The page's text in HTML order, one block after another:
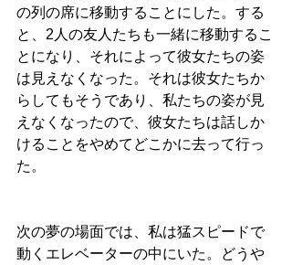
の列の席に移動することにした。する
と、2人の友人たちも一緒に移動するこ
とになり、それによって彼女たちの姿
は見えなくなった。それは彼女たちか
らしてもそうであり、私たちの姿が見
えなくなったので、彼女たちは話しか
けることをやめてどこかに去って行っ
た。
次の夢の場面では、私は猛スピードで
動くエレベーターの中にいた。どうや